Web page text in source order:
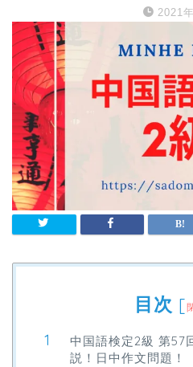
2021
目次 [
中国語検定2級 第57
説！日中作文問題！